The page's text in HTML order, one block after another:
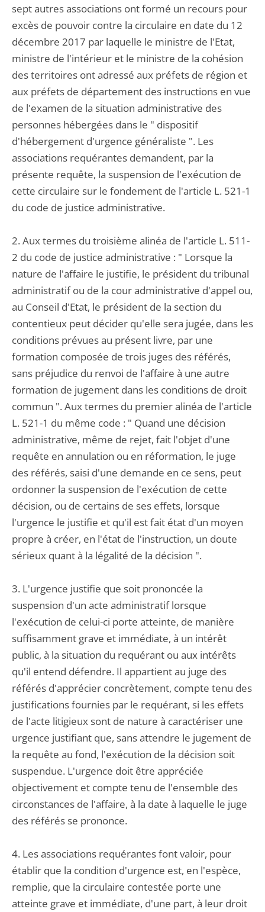
sept autres associations ont formé un recours pour
excès de pouvoir contre la circulaire en date du 12
décembre 2017 par laquelle le ministre de l'Etat,
ministre de l'intérieur et le ministre de la cohésion
des territoires ont adressé aux préfets de région et
aux préfets de département des instructions en vue
de l'examen de la situation administrative des
personnes hébergées dans le " dispositif
d'hébergement d'urgence généraliste ". Les
associations requérantes demandent, par la
présente requête, la suspension de l'exécution de
cette circulaire sur le fondement de l'article L. 521-1
du code de justice administrative.
2. Aux termes du troisième alinéa de l'article L. 511-
2 du code de justice administrative : " Lorsque la
nature de l'affaire le justifie, le président du tribunal
administratif ou de la cour administrative d'appel ou,
au Conseil d'Etat, le président de la section du
contentieux peut décider qu'elle sera jugée, dans les
conditions prévues au présent livre, par une
formation composée de trois juges des référés,
sans préjudice du renvoi de l'affaire à une autre
formation de jugement dans les conditions de droit
commun ". Aux termes du premier alinéa de l'article
L. 521-1 du même code : " Quand une décision
administrative, même de rejet, fait l'objet d'une
requête en annulation ou en réformation, le juge
des référés, saisi d'une demande en ce sens, peut
ordonner la suspension de l'exécution de cette
décision, ou de certains de ses effets, lorsque
l'urgence le justifie et qu'il est fait état d'un moyen
propre à créer, en l'état de l'instruction, un doute
sérieux quant à la légalité de la décision ".
3. L'urgence justifie que soit prononcée la
suspension d'un acte administratif lorsque
l'exécution de celui-ci porte atteinte, de manière
suffisamment grave et immédiate, à un intérêt
public, à la situation du requérant ou aux intérêts
qu'il entend défendre. Il appartient au juge des
référés d'apprécier concrètement, compte tenu des
justifications fournies par le requérant, si les effets
de l'acte litigieux sont de nature à caractériser une
urgence justifiant que, sans attendre le jugement de
la requête au fond, l'exécution de la décision soit
suspendue. L'urgence doit être appréciée
objectivement et compte tenu de l'ensemble des
circonstances de l'affaire, à la date à laquelle le juge
des référés se prononce.
4. Les associations requérantes font valoir, pour
établir que la condition d'urgence est, en l'espèce,
remplie, que la circulaire contestée porte une
atteinte grave et immédiate, d'une part, à leur droit